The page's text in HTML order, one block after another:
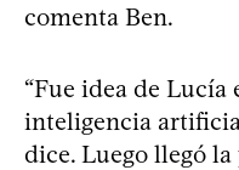
comenta Ben.
“Fue idea de Lucía
inteligencia
dice. Luego llegó